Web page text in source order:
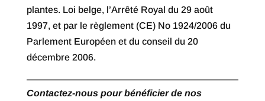
plantes. Loi belge, l’Arrêté Royal du 29 août
1997, et par le règlement (CE) No 1924/2006 du
Parlement Européen et du conseil du 20
décembre 2006.
Contactez-nous pour bénéficier de nos